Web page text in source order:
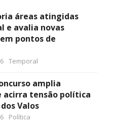
áreas atingidas
e avalia novas
pontos de
Temporal
amplia
acirra tensão política
Valos
Política